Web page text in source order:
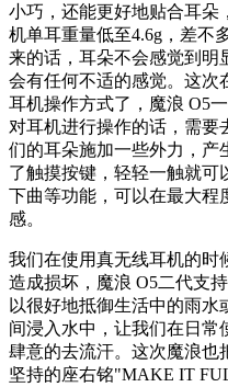
小巧，还能更好地贴合耳朵
机单耳重量低至4.6g，差不
来的话，耳朵不会感觉到明
会有任何不适的感觉。这次
耳机操作方式了，魔浪 O5
对耳机进行操作的话，需要
们的耳朵施加一些外力，产
了触摸按键，轻轻一触就可
下曲等功能，可以在最大程
感。
我们在使用真无线耳机的时
造成损坏，魔浪 O5二代支
以很好地抵御生活中的雨
间浸入水中，让我们在日常
肆意的去流汗。这次魔浪也
坚持的座右铭"MAKE IT